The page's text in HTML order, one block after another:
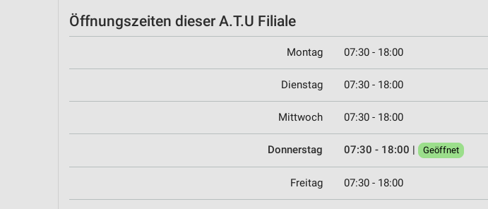
Öffnungszeiten dieser A.T.U Filiale
Montag 07:30 - 18:00
Dienstag 07:30 - 18:00
Mittwoch 07:30 - 18:00
Donnerstag 07:30 - 18:00 | Geöffnet
Freitag 07:30 - 18:00